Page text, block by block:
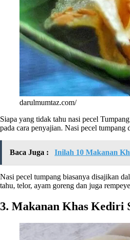
darulmumtaz.com/
Siapa yang tidak tahu nasi pecel
pada cara penyajian. Nasi pecel
Baca Juga : Inilah 10 Makanan
Nasi pecel tumpang biasanya disajikan
tahu, telor, ayam goreng dan juga
3. Makanan Khas Kediri